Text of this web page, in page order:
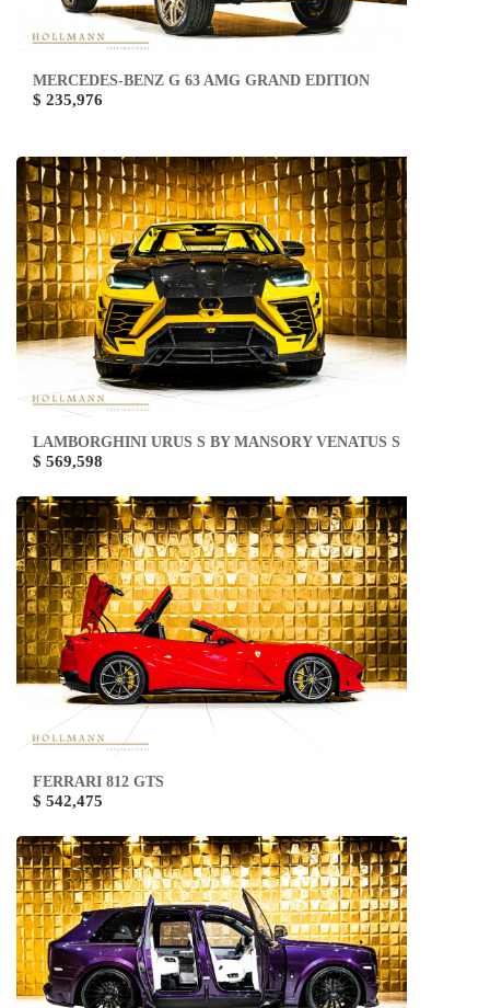
MERCEDES-BENZ G 63 AMG GRAND EDITION
$ 235,976
LAMBORGHINI URUS S BY MANSORY VENATUS S
$ 569,598
FERRARI 812 GTS
$ 542,475